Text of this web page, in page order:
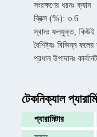
সংরক্ষণের ধরনঃ ক্যান
ব্রিক্স (%): ৩.6
স্বাদঃ ফলযুক্ত, কিউই
বৈশিষ্ট্যঃ বিভিন্ন
প্রধান উপাদানঃ কার্বনেট
টেকনিক্যাল
প্যারামিটার